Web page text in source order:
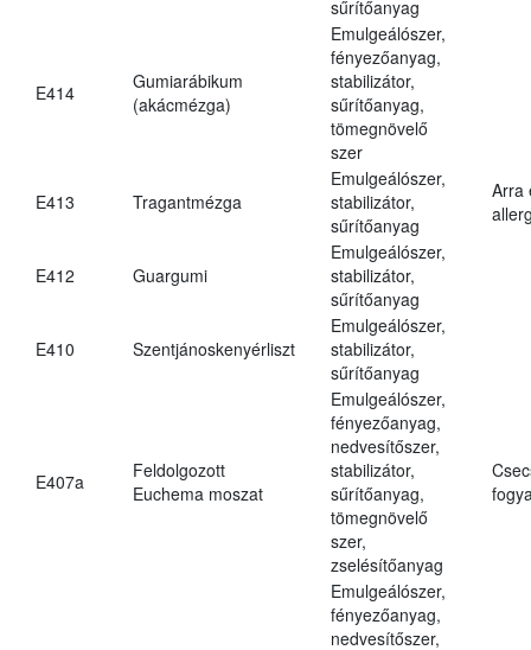
sűrítőanyag
E414
Gumiarábikum
(akácmézga)
Emulgeálószer,
fényezőanyag,
stabilizátor,
sűrítőanyag,
tömegnövelő
szer
E413 Tragantmézga
Emulgeálószer,
stabilizátor,
sűrítőanyag
Arra
E412 Guargumi
Emulgeálószer,
stabilizátor,
sűrítőanyag
E410 Szentjánoskenyérliszt
Emulgeálószer,
stabilizátor,
sűrítőanyag
E407a
Feldolgozott
Euchema moszat
Emulgeálószer,
fényezőanyag,
nedvesítőszer,
stabilizátor,
sűrítőanyag,
tömegnövelő
szer,
zselésítőanyag
Emulgeálószer,
fényezőanyag,
nedvesítőszer,